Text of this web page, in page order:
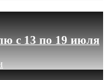
с 13 по 19 июля